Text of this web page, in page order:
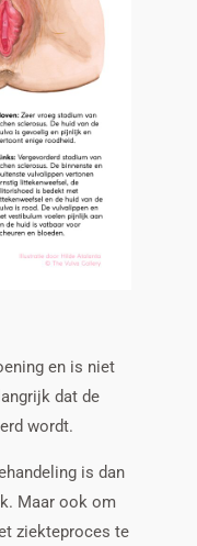
en is niet
dat de
wordt.
is dan
Maar ook om
ziekteproces te